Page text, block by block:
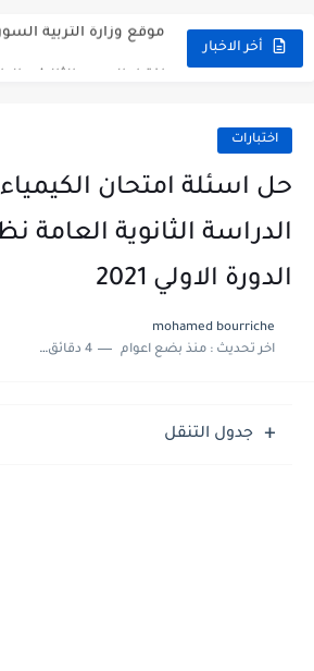
أخر الاخبار
حل أسئلة الكيمياء
اختبارات
حل اسئلة امتحان
الدراسة الثانوية العامة
الدورة الاولي 2021
mohamed bourriche
اخر تحديث :منذ بضع اعوام 4 دقائق للقراءة
جدول التنقل